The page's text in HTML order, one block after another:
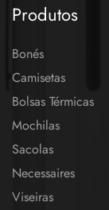
Produtos
Bonés
Camisetas
Bolsas Térmicas
Mochilas
Sacolas
Necessaires
Viseiras